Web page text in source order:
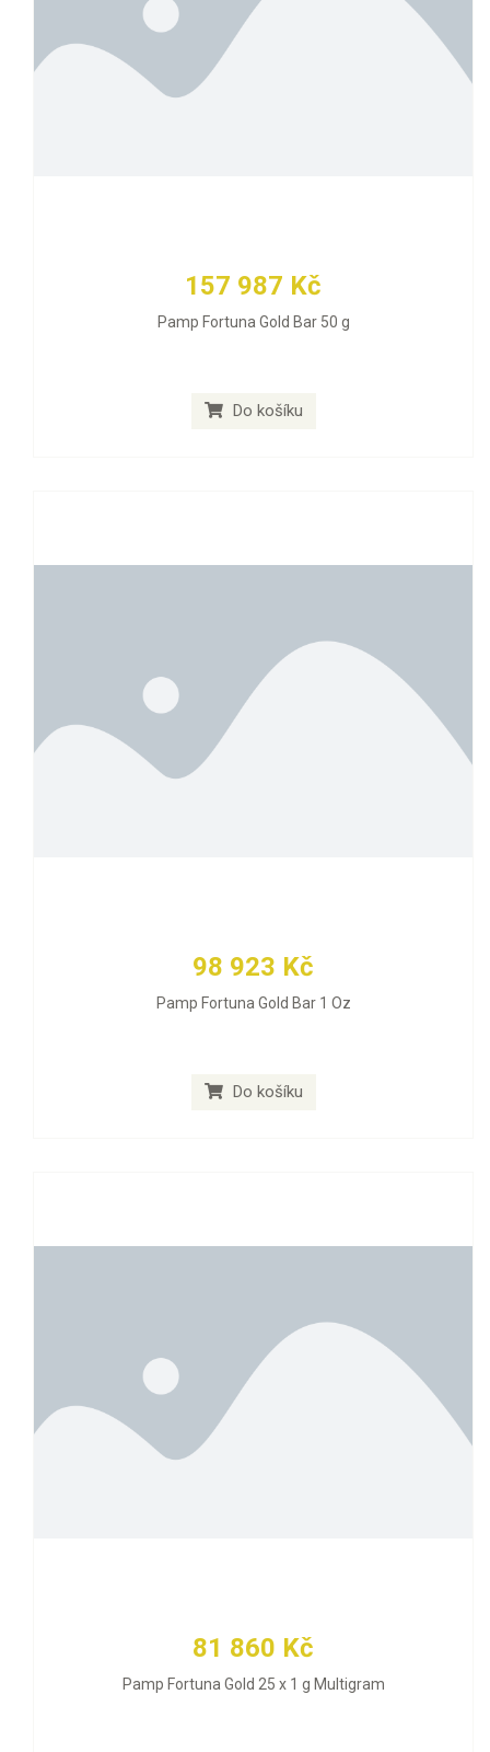
157 987 Kč
Pamp Fortuna Gold Bar 50 g
Do košíku
98 923 Kč
Pamp Fortuna Gold Bar 1 Oz
Do košíku
81 860 Kč
Pamp Fortuna Gold 25 x 1 g Multigram